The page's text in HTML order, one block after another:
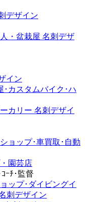
デザイン
・盆栽屋 名刺デザ
イン
･カスタムバイク･ハ
カリー 名刺デザイ
ョップ･車買取･自動
園芸店
ｰﾁ･監督
ップ･ダイビングイ
刺デザイン